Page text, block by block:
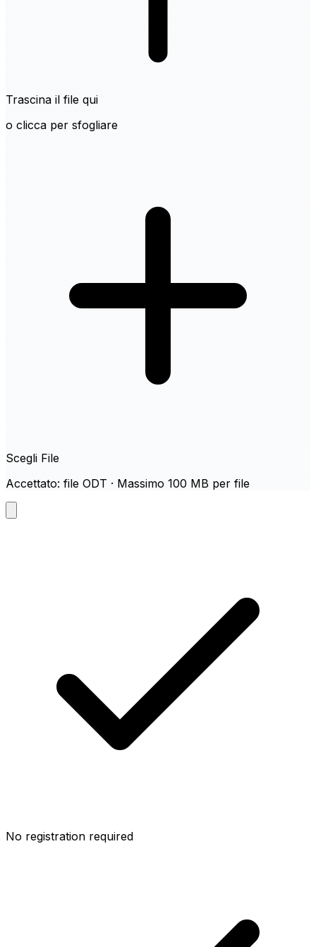
Trascina il file qui
o clicca per sfogliare
Scegli File
Accettato: file ODT · Massimo 100 MB per file
No registration required